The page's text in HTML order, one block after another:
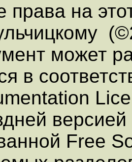
права на
может
в
Free